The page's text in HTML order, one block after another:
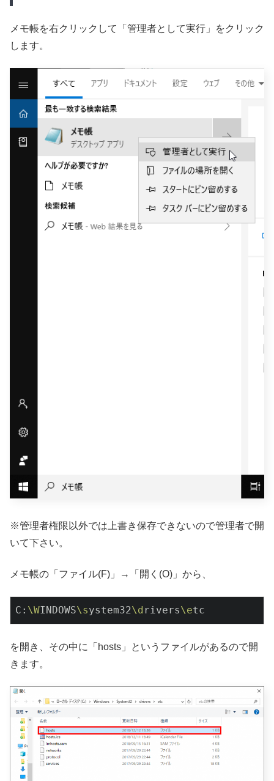
メモ帳を右クリックして「管理者として実行」をクリック
します。
※管理者権限以外では上書き保存できないので管理者で開
いて下さい。
メモ帳の「ファイル(F)」→「開く(O)」から、
C: \WINDOWS\system32\d rivers\etc
を開き、その中に「hosts」というファイルがあるので開
きます。